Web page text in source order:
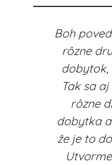
Boh
rôzne
dobytok,
Tak sa
rôzne
dobytka
že je to